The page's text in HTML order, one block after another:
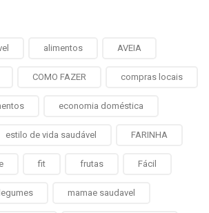
alimentos AVEIA
COMO FAZER compras locais
economia doméstica
estilo de vida saudável FARINHA
fit frutas Fácil
mamae saudavel